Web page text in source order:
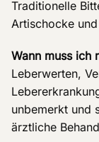
Traditionelle
Artischocke
Wann muss ich
Leberwerten,
unbemerkt und
ärztliche